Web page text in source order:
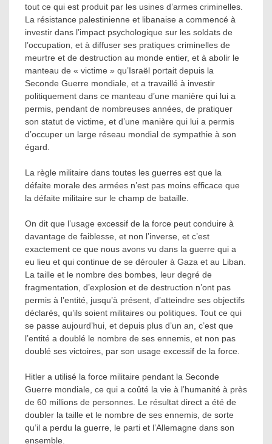
tout ce qui est produit par les usines d’armes criminelles.
La résistance palestinienne et libanaise a commencé à
investir dans l’impact psychologique sur les soldats de
l’occupation, et à diffuser ses pratiques criminelles de
meurtre et de destruction au monde entier, et à abolir le
manteau de « victime » qu’Israël portait depuis la
Seconde Guerre mondiale, et a travaillé à investir
politiquement dans ce manteau d’une manière qui lui a
permis, pendant de nombreuses années, de pratiquer
son statut de victime, et d’une manière qui lui a permis
d’occuper un large réseau mondial de sympathie à son
égard.
La règle militaire dans toutes les guerres est que la
défaite morale des armées n’est pas moins efficace que
la défaite militaire sur le champ de bataille.
On dit que l’usage excessif de la force peut conduire à
davantage de faiblesse, et non l’inverse, et c’est
exactement ce que nous avons vu dans la guerre qui a
eu lieu et qui continue de se dérouler à Gaza et au Liban.
La taille et le nombre des bombes, leur degré de
fragmentation, d’explosion et de destruction n’ont pas
permis à l’entité, jusqu’à présent, d’atteindre ses objectifs
déclarés, qu’ils soient militaires ou politiques. Tout ce qui
se passe aujourd’hui, et depuis plus d’un an, c’est que
l’entité a doublé le nombre de ses ennemis, et non pas
doublé ses victoires, par son usage excessif de la force.
Hitler a utilisé la force militaire pendant la Seconde
Guerre mondiale, ce qui a coûté la vie à l’humanité à près
de 60 millions de personnes. Le résultat direct a été de
doubler la taille et le nombre de ses ennemis, de sorte
qu’il a perdu la guerre, le parti et l’Allemagne dans son
ensemble.